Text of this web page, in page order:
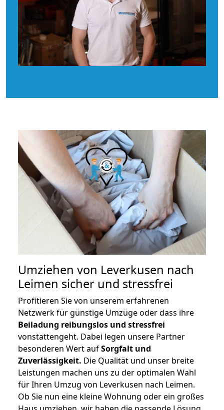
Umziehen von Leverkusen nach
Leimen sicher und stressfrei
Profitieren Sie von unserem erfahrenen
Netzwerk für günstige Umzüge oder dass ihre
Beiladung reibungslos und stressfrei
vonstattengeht. Dabei legen unsere Partner
besonderen Wert aufSorgfalt und
Zuverlässigkeit. Die Qualität und unser breite
Leistungen machen uns zu der optimalen Wahl
für Ihren Umzug von Leverkusen nach Leimen.
Ob Sie nun eine kleine Wohnung oder ein großes